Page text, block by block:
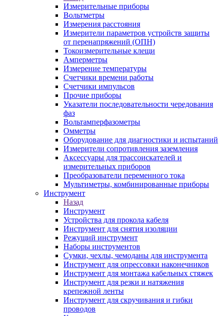
Измерительные приборы
Вольтметры
Измерения расстояния
Измерители параметров устройств защиты
от перенапряжений (ОПН)
Токоизмерительные клещи
Амперметры
Измерение температуры
Счетчики времени работы
Счетчики импульсов
Прочие приборы
Указатели последовательности чередования
фаз
Вольтамперфазометры
Омметры
Оборудование для диагностики и испытаний
Измерители сопротивления заземления
Аксессуары для трассоискателей и
измерительных приборов
Преобразователи переменного тока
Мультиметры, комбинированные приборы
Инструмент
Назад
Инструмент
Устройства для прокола кабеля
Инструмент для снятия изоляции
Режущий инструмент
Наборы инструментов
Сумки, чехлы, чемоданы для инструмента
Инструмент для опрессовки наконечников
Инструмент для монтажа кабельных стяжек
Инструмент для резки и натяжения
крепежной ленты
Инструмент для скручивания и гибки
проводов